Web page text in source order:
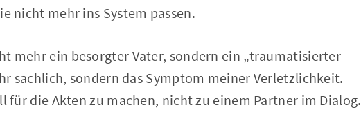
nicht mehr ins System passen.
mehr ein besorgter Vater, sondern ein „traumatisierter
sachlich, sondern das Symptom meiner Verletzlichkeit.
für die Akten zu machen, nicht zu einem Partner im Dialog.